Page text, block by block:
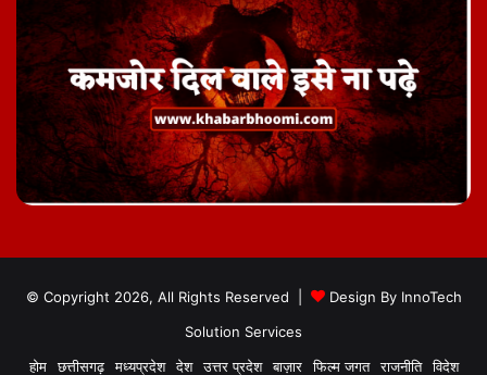
© Copyright 2026, All Rights Reserved | Design By InnoTech
Solution Services
होम
छत्तीसगढ़ मध्यप्रदेश देश उत्तर प्रदेश बाज़ार फिल्म जगत राजनीति विदेश